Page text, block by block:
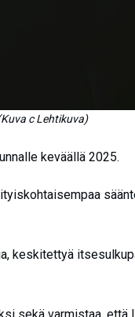
c Lehtikuva)
keväällä 2025.
keskitettyä
sekä varmistaa,